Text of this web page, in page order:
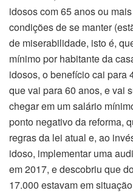
idosos com 65 anos ou
condições de se manter
de miserabilidade, isto é,
mínimo por habitante da
idosos, o benefício cai para
que vai para 60 anos, e vai
chegar em um salário
ponto negativo da reforma,
regras da lei atual e, ao
idoso, implementar uma
em 2017, e descobriu que
17.000 estavam em